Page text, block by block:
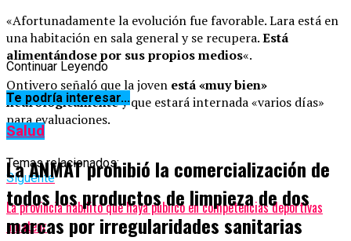
«Afortunadamente la evolución fue favorable. Lara está en
una habitación en sala general y se recupera.Está
alimentándose por sus propios medios«.
Ontivero señaló que la joven está «muy bien»
neurológicamentey que estará internada «varios días»
para evaluaciones.
Temas relacionados:
Siguente
La provincia habilitó que haya público en competencias deportivas
amateur
Continuar Leyendo
Te podría interesar...
Salud
La ANMAT prohibió la comercialización de
todos los productos de limpieza de dos
marcas por irregularidades sanitarias